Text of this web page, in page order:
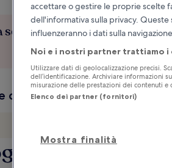
se cambi
date
accettare o gestire le proprie scelte
dell'informativa sulla privacy.
influenzeranno i dati sulla
Noi e i nostri partner trattiamo
Utilizzare dati di geolocalizzazione precisi.
dell’identificazione. Archiviare informazioni
misurazione delle prestazioni dei contenuti
Elenco dei partner (fornitori)
Mostra finalità